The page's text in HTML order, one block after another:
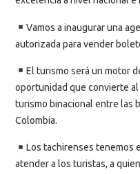
Vamos a inaugurar una
autorizada para vender
El turismo será un motor
oportunidad que convierte
turismo binacional entre las
Colombia.
Los tachirenses tenemos
atender a los turistas, a